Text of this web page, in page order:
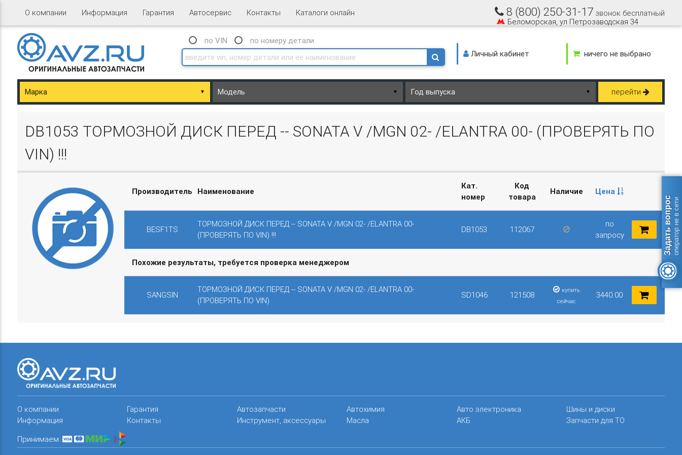
О компании Информация Гарантия Автосервис Контакты Каталоги онлайн
Basket.php
8 (800) 250-31-17 звонок бесплатный
Беломорская, ул Петрозаводская 34
по VIN
по номеру детали
Личный кабинет
ничего не выбрано
▼ ▼ ▼ перейти
DB1053 ТОРМОЗНОЙ ДИСК ПЕРЕД -- SONATA V /MGN 02- /ELANTRA 00- (ПРОВЕРЯТЬ ПО
VIN) !!!
Производитель Наименование
Кат.
номер
Код
товара
Наличие Цена
BESF1TS
ТОРМОЗНОЙ ДИСК ПЕРЕД -- SONATA V /MGN 02- /ELANTRA 00-
(ПРОВЕРЯТЬ ПО VIN) !!!
DB1053 112067
по
запросу
Похожие результаты, требуется проверка менеджером
SANGSIN
ТОРМОЗНОЙ ДИСК ПЕРЕД -- SONATA V /MGN 02- /ELANTRA 00-
(ПРОВЕРЯТЬ ПО VIN)
SD1046 121508
купить
сейчас
3440.00
О компании
Информация
Гарантия
Контакты
Автозапчасти
Инструмент, аксессуары
Автохимия
Масла
Авто электроника
АКБ
Шины и диски
Запчасти для ТО
Принимаем:
Задать вопросоператор не в сети